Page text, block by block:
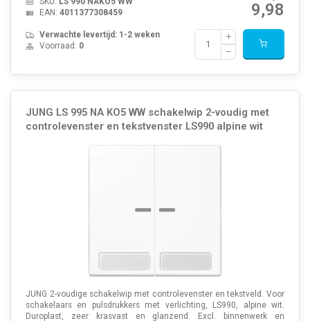
9,98
EAN: 4011377308459
Verwachte levertijd: 1-2 weken
Voorraad: 0
JUNG LS 995 NA KO5 WW schakelwip 2-voudig met
controlevenster en tekstvenster LS990 alpine wit
JUNG 2-voudige schakelwip met controlevenster en tekstveld. Voor
schakelaars en pulsdrukkers met verlichting, LS990, alpine wit.
Duroplast, zeer krasvast en glanzend. Excl. binnenwerk en